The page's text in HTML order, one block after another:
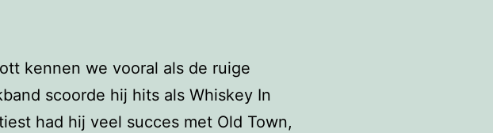
kennen we vooral als de ruige
scoorde hij hits als Whiskey In
had hij veel succes met Old Town,